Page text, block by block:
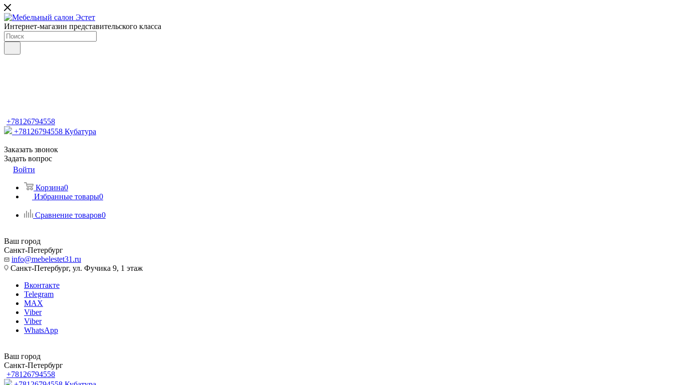
Интернет-магазин представительского класса
+78126794558
+78126794558 Кубатура
Заказать звонок
Задать вопрос
Войти
Корзина0
Избранные товары0
Сравнение товаров0
Ваш город
Санкт-Петербург
info@mebelestet31.ru
Санкт-Петербург, ул. Фучика 9, 1 этаж
Вконтакте
Telegram
MAX
Viber
Viber
WhatsApp
Ваш город
Санкт-Петербург
+78126794558